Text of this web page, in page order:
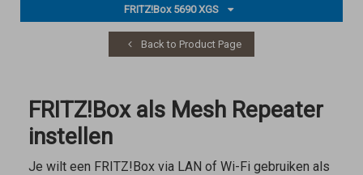
FRITZ!Box 5690 XGS
Back to Product Page
FRITZ!Box als Mesh Repeater
instellen
Je wilt een FRITZ!Box via LAN of Wi-Fi gebruiken als